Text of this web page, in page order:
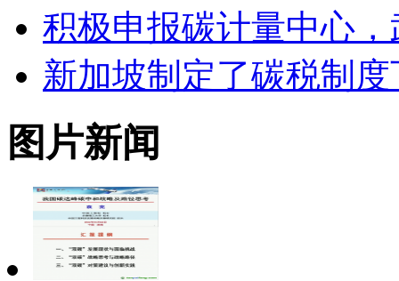
积极申报碳计量中心
新加坡制定了碳税制
图片新闻